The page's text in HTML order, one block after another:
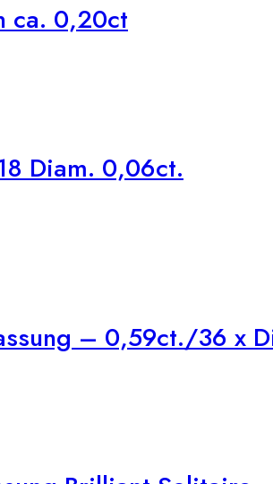
ca. 0,20ct
Diam. 0,06ct.
– 0,59ct./36 x